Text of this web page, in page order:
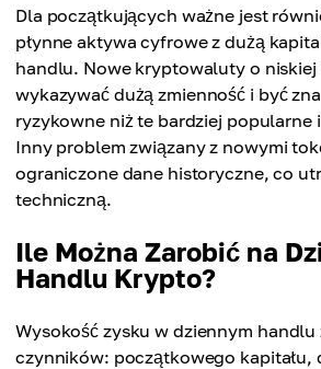
Dla początkujących ważne jest
płynne aktywa cyfrowe z dużą
handlu. Nowe kryptowaluty o
wykazywać dużą zmienność i być
ryzykowne niż te bardziej popularne
Inny problem związany z nowymi
ograniczone dane historyczne, co
techniczną.
Ile Można Zarobić na
Handlu Krypto?
Wysokość zysku w dziennym
czynników: początkowego kapitału,